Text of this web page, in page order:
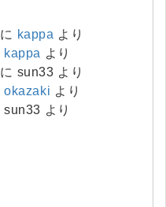
に kappa より
kappa より
に sun33 より
okazaki より
sun33 より